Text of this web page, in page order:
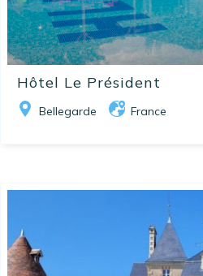
Hôtel Le Président
Bellegarde France